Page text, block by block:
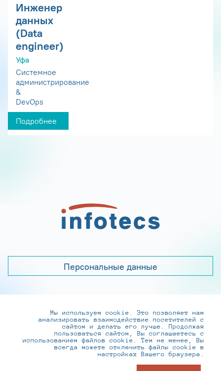
Инженер
данных
(Data
engineer)
Уфа
Системное
администрирование
&
DevOps
Подробнее
Персональные данные
+7 (495) 737-6192, 8-800-250-0-260
practice@infotecs.ru,hr@infotecs.ru
127273, г. Москва, Отрадная ул., 2Б строение 1
Мы используем cookie. Это позволяет нам
анализировать взаимодействие посетителей с
сайтом и делать его лучше. Продолжая
пользоваться сайтом, Вы соглашаетесь с
использованием файлов cookie. Тем не менее, Вы
всегда можете отключить файлы cookie в
настройках Вашего браузера.